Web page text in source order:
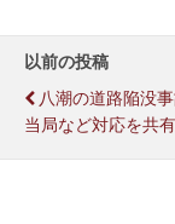
以前の投稿
八潮の道路陥没
当局など対応を共有